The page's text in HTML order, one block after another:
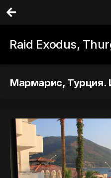
Raid Exodus,
Мармарис, Турция.